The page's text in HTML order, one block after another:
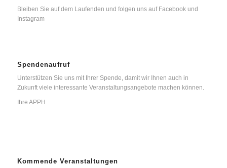
Bleiben Sie auf dem Laufenden und folgen uns auf Facebook und
Instagram
Spendenaufruf
Unterstützen Sie uns mit Ihrer Spende, damit wir Ihnen auch in
Zukunft viele interessante Veranstaltungsangebote machen können.
Ihre APPH
Kommende Veranstaltungen